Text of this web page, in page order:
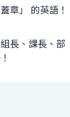
章」 的英語！
長、課長、部